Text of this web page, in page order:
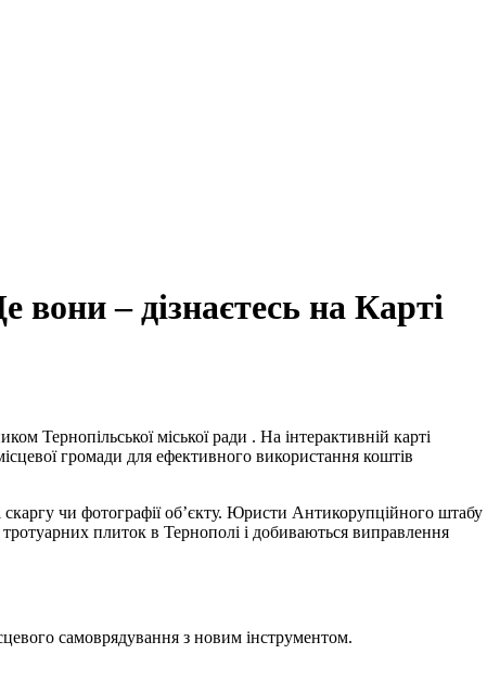
– дізнаєтесь на Карті
Тернопільської міської ради . На інтерактивній карті
громади для ефективного використання коштів
чи фотографії об’єкту. Юристи Антикорупційного штабу
плиток в Тернополі і добиваються виправлення
самоврядування з новим інструментом.